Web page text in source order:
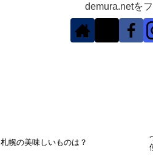
demura.netを
札幌の美味しいものは？